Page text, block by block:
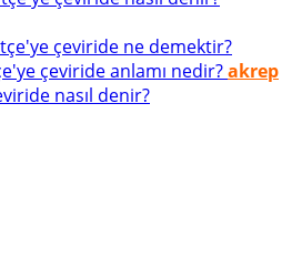
çeviride ne demektir?
çeviride anlamı nedir?akrep
nasıl denir?